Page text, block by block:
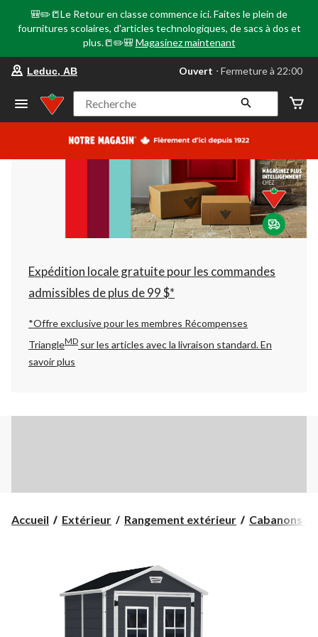
🎒✏️📒Le Retour en classe commence ici. Faites le plein de
fournitures scolaires, d'articles technologiques, de sacs à dos et
plus.📒✏️🎒 Magasinez maintenant
votre
préféré
Leduc,
AB,
courament
Fermeture
à
22:00
cliquer
pour
changer
Leduc, AB Ouvert ⋅ Fermeture à 22:00
Recherche
Expédition locale gratuite pour les commandes
admissibles de plus de 99 $*
*Offre exclusive pour les membres Récompenses
TriangleMD sur les articles avec la livraison standard.En
savoir plus
Accueil Extérieur Rangement extérieur Cabanons